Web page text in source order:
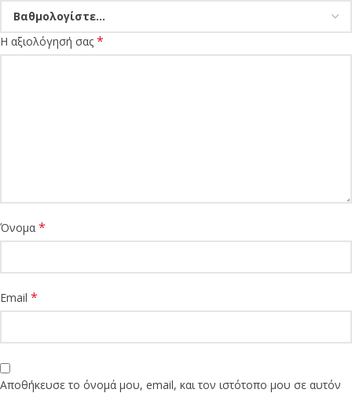
Η αξιολόγησή σας *
Όνομα *
Email *
Αποθήκευσε το όνομά μου, email, και τον ιστότοπο μου σε αυτόν